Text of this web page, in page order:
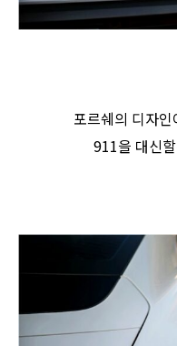
포르쉐의 디자
911을 대신